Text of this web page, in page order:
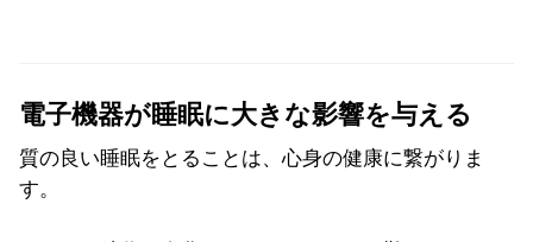
電子機器が睡眠に大きな影響を与える
質の良い睡眠をとることは、心身の健康に繋がりま
す。